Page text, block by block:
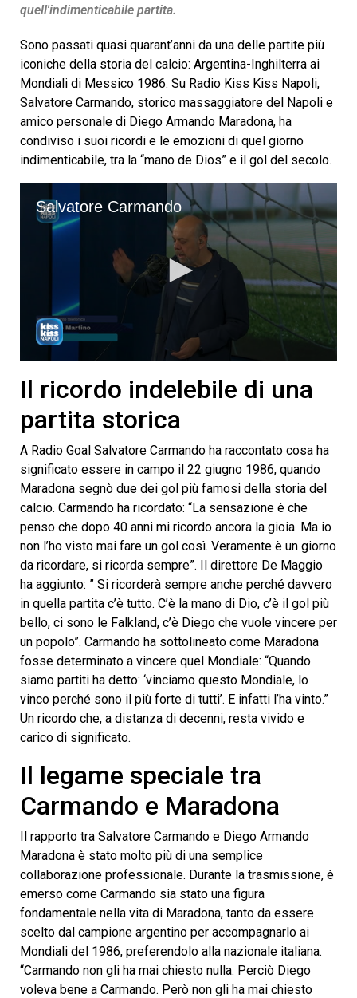
quell'indimenticabile partita.
Sono passati quasi quarant’anni da una delle partite più
iconiche della storia del calcio: Argentina-Inghilterra ai
Mondiali di Messico 1986. Su Radio Kiss Kiss Napoli,
Salvatore Carmando, storico massaggiatore del Napoli e
amico personale di Diego Armando Maradona, ha
condiviso i suoi ricordi e le emozioni di quel giorno
indimenticabile, tra la “mano de Dios” e il gol del secolo.
Salvatore Carmando
seconds
minutes,
40
seconds
Il ricordo indelebile di una
partita storica
A Radio Goal Salvatore Carmando ha raccontato cosa ha
significato essere in campo il 22 giugno 1986, quando
Maradona segnò due dei gol più famosi della storia del
calcio. Carmando ha ricordato: “La sensazione è che
penso che dopo 40 anni mi ricordo ancora la gioia. Ma io
non l’ho visto mai fare un gol così. Veramente è un giorno
da ricordare, si ricorda sempre”. Il direttore De Maggio
ha aggiunto: ” Si ricorderà sempre anche perché davvero
in quella partita c’è tutto. C’è la mano di Dio, c’è il gol più
bello, ci sono le Falkland, c’è Diego che vuole vincere per
un popolo”. Carmando ha sottolineato come Maradona
fosse determinato a vincere quel Mondiale: “Quando
siamo partiti ha detto: ‘vinciamo questo Mondiale, lo
vinco perché sono il più forte di tutti’. E infatti l’ha vinto.”
Un ricordo che, a distanza di decenni, resta vivido e
carico di significato.
Il legame speciale tra
Carmando e Maradona
Il rapporto tra Salvatore Carmando e Diego Armando
Maradona è stato molto più di una semplice
collaborazione professionale. Durante la trasmissione, è
emerso come Carmando sia stato una figura
fondamentale nella vita di Maradona, tanto da essere
scelto dal campione argentino per accompagnarlo ai
Mondiali del 1986, preferendolo alla nazionale italiana.
“Carmando non gli ha mai chiesto nulla. Perciò Diego
voleva bene a Carmando. Però non gli ha mai chiesto